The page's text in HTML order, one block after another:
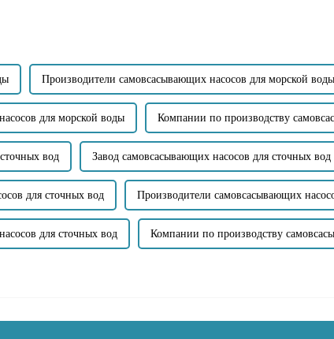
Производители самовсасывающих насосов для морской воды
для морской воды Компании по производству
вод Завод самовсасывающих насосов для сточных вод
для сточных вод Производители самовсасывающих
для сточных вод Компании по производству